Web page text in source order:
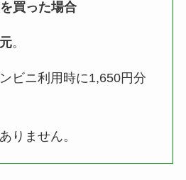
買った場合
。
ビニ利用時に1,650円分
りません。